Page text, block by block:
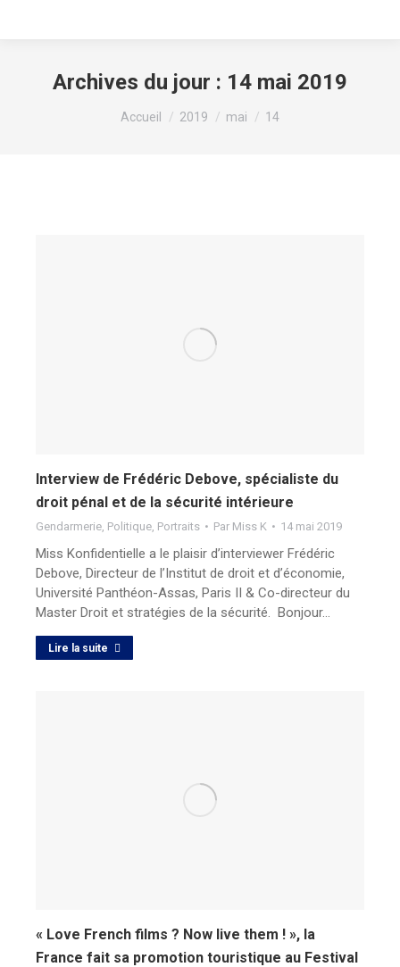
Archives du jour : 14 mai 2019
Vous êtes ici :
Accueil 2019 mai 14
Interview de Frédéric Debove, spécialiste du
droit pénal et de la sécurité intérieure
Gendarmerie Politique Portraits Par Miss K 14 mai 2019
Miss Konfidentielle a le plaisir d’interviewer Frédéric
Debove, Directeur de l’Institut de droit et d’économie,
Université Panthéon-Assas, Paris II & Co-directeur du
Master Droit et stratégies de la sécurité. Bonjour…
Lire la suite
« Love French films ? Now live them ! », la
France fait sa promotion touristique au Festival